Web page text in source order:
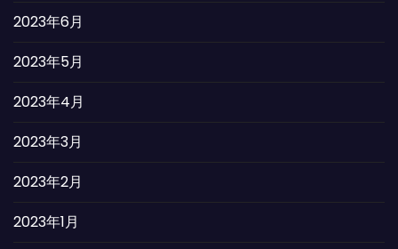
2023年6月
2023年5月
2023年4月
2023年3月
2023年2月
2023年1月